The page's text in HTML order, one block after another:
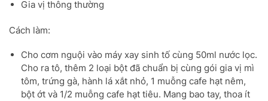
Gia vị thông thường
Cách làm:
Cho cơm nguội vào máy xay sinh tố cùng 50ml nước lọc.
Cho ra tô, thêm 2 loại bột đã chuẩn bị cùng gói gia vị mì
tôm, trứng gà, hành lá xắt nhỏ, 1 muỗng cafe hạt nêm,
bột ớt và 1/2 muỗng cafe hạt tiêu. Mang bao tay, thoa ít